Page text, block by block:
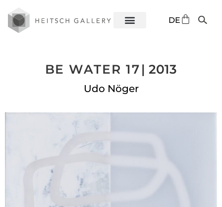
DE
ES
BE WATER 17 | 2013
Udo Nöger